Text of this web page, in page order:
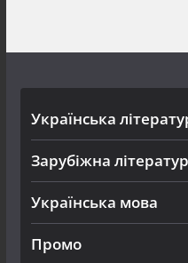
Українська
Зарубіжна
Українська мова
Промо